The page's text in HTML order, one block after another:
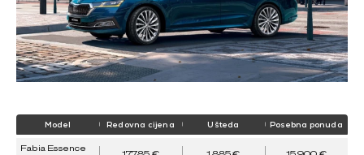
Model Redovna cijena Ušteda Posebna ponuda
Fabia Essence
17.785 € 1.885 € 15.900 €